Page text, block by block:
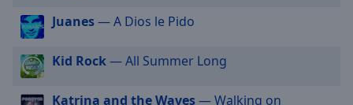
Caption
Juanes— A Dios le Pido
Kid Rock— All Summer Long
Katrina and the Waves— Walking on